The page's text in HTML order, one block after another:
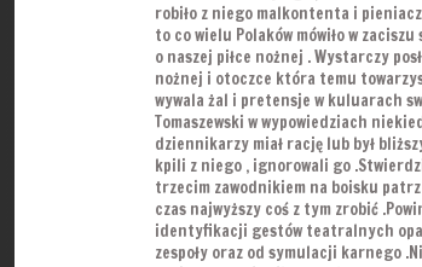
robiło z niego malkontenta i
to co wielu Polaków mówiło w
o naszej piłce nożnej . Wystarczy
nożnej i otoczce która temu
wywala żal i pretensje w kuluarach
Tomaszewski w wypowiedziach
dziennikarzy miał rację lub był
kpili z niego , ignorowali go
trzecim zawodnikiem na boisku
czas najwyższy coś z tym zrobić
identyfikacji gestów teatralnych
zespoły oraz od symulacji karnego